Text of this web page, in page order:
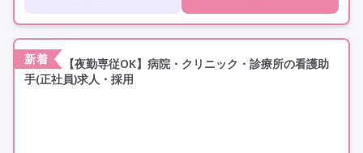
新着
【夜勤専従OK】病院・クリニック・診療所の看護助
手(正社員)求人・採用